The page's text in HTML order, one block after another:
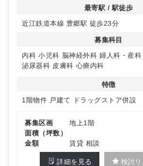
共有駐車場が70台以上完備されており
心してご利用いただけます。詳細はお
最寄駅 / 駅徒歩
近江鉄道本線 豊郷駅 徒歩23分
募集科目
内科 小児科 脳神経外科 婦人科・産科
泌尿器科 皮膚科 心療内科
特徴
1階物件 戸建て ドラッグストア併設
募集区画
地上1階
面積（坪数）
金額
賃貸 相談
詳細を見る 検討